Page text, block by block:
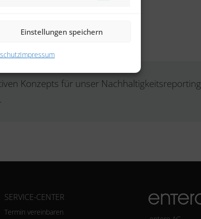
Einstellungen speichern
Impressum
Datenerfassung.
der Kennzahlen.
Konzepts für unser Nachhaltigkeitsreporting
SERVICE-CENTER
Termin vereinbaren